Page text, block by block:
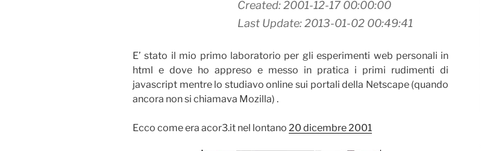
Created: 2001-12-17 00:00:00
Last Update: 2013-01-02 00:49:41
E’ stato il mio primo laboratorio per gli esperimenti web personali in
html e dove ho appreso e messo in pratica i primi rudimenti di
javascript mentre lo studiavo online sui portali della Netscape (quando
ancora non si chiamava Mozilla) .
Ecco come era acor3.it nel lontano 20 dicembre 2001